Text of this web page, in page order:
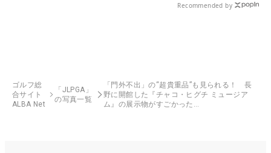
Recommended by
ゴルフ総
合サイト
ALBA Net
「JLPGA」
の写真一覧
「門外不出」の“超貴重品”も見られる！ 長
野に開館した『チャコ・ヒグチ ミュージア
ム』の展示物がすごかった…